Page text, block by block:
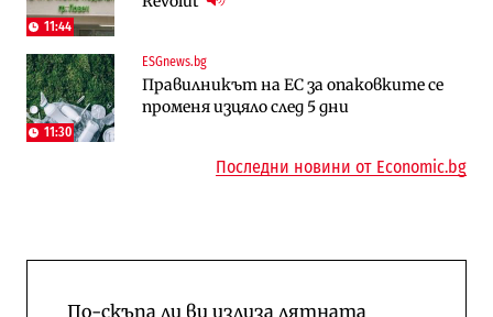
11:44
11:30
ESGnews.bg
Правилникът на ЕС за опаковките се
променя изцяло след 5 дни
Публични финанси
Общините вече зависят от
централната власт за 75% от
10:12
Отрасли
Жилищата в България поскъпват при
намаляващо население и все повече
Последни новини от Economic.bg
По-скъпа ли ви излиза лятната